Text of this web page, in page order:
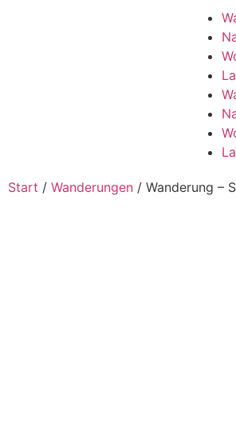
Start / Wanderungen / Wanderung –